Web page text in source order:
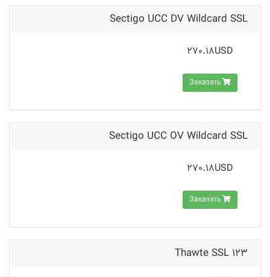
Sectigo UCC DV Wildcard SSL
270.18USD
Заказать
Sectigo UCC OV Wildcard SSL
270.18USD
Заказать
Thawte SSL 123